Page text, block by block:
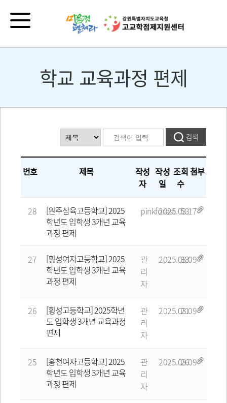
학교 교육과정 편제
번호 제목
작성
자
작성
일
조회
수
첨부
28
[원주삼육고등학교] 2025
학년도 입학생 3개년 교육
과정 편제
pinkforest2025.03.17
53
27
[횡성여자고등학교] 2025
학년도 입학생 3개년 교육
과정 편제
관
리
자
2025.03.09
33
26
[횡성고등학교] 2025학년
도 입학생 3개년 교육과정
편제
관
리
자
2025.03.09
21
25
[홍천여자고등학교] 2025
학년도 입학생 3개년 교육
과정 편제
관
리
자
2025.03.09
26